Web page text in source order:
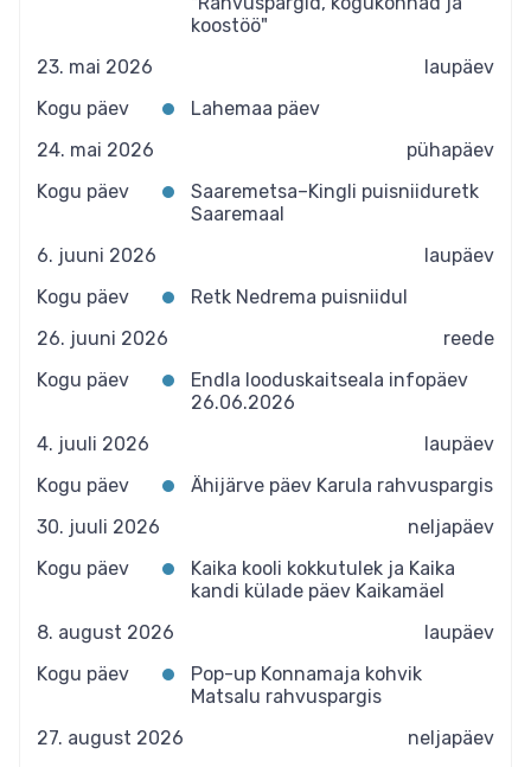
koostöö"
23. mai 2026
laupäev
Kogu päev
Lahemaa päev
24. mai 2026
pühapäev
Kogu päev
Saaremetsa–Kingli puisniiduretk
Saaremaal
6. juuni 2026
laupäev
Kogu päev
Retk Nedrema puisniidul
26. juuni 2026
reede
Kogu päev
Endla looduskaitseala infopäev
26.06.2026
4. juuli 2026
laupäev
Kogu päev
Ähijärve päev Karula rahvuspargis
30. juuli 2026
neljapäev
Kogu päev
Kaika kooli kokkutulek ja Kaika
kandi külade päev Kaikamäel
8. august 2026
laupäev
Kogu päev
Pop-up Konnamaja kohvik
Matsalu rahvuspargis
27. august 2026
neljapäev